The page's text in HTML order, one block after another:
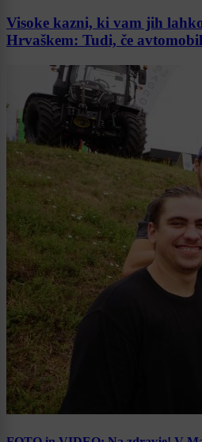
Visoke kazni, ki vam jih
Hrvaškem: Tudi, če